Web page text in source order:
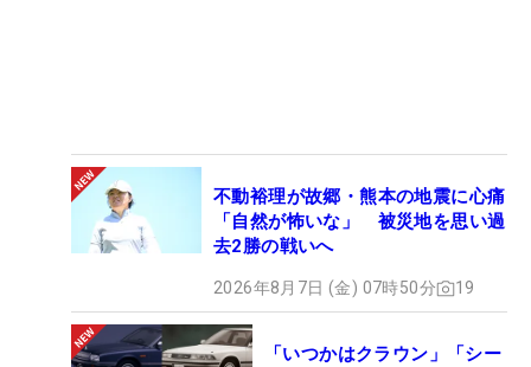
不動裕理が故郷・熊本の地震に心痛
「自然が怖いな」 被災地を思い過
去2勝の戦いへ
2026年8月7日 (金) 07時50分 19
「いつかはクラウン」「シー